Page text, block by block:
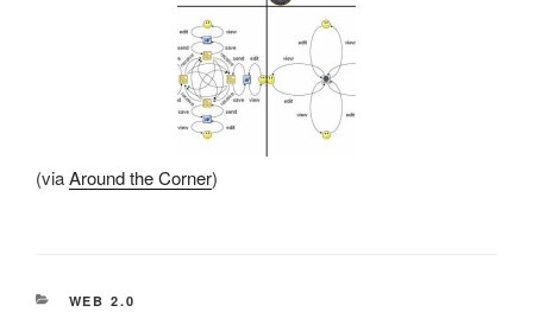
(viaAround the Corner)
KATEGORIEN
WEB 2.0